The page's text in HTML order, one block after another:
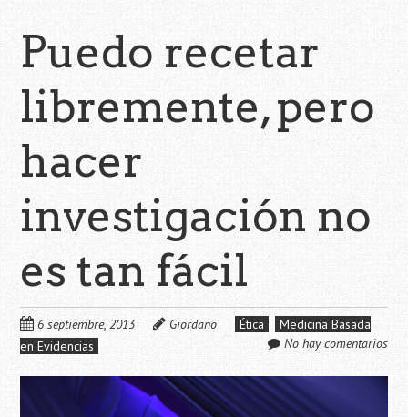
Puedo recetar
libremente, pero
hacer
investigación no
es tan fácil
6 septiembre, 2013 Giordano Ética
Medicina Basada
en Evidencias
No hay comentarios